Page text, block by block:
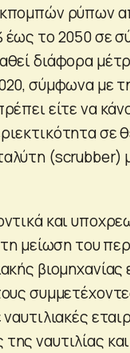
ρύπων
έως το 2050 σε
διάφορα
σύμφωνα με
είτε να
σε
και
μείωση του
ναυτιλίας